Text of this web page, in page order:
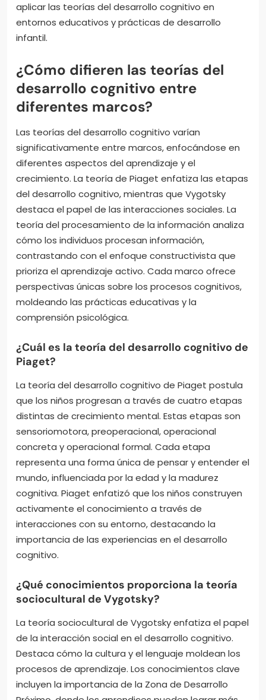
aplicar las teorías del desarrollo cognitivo en
entornos educativos y prácticas de desarrollo
infantil.
¿Cómo difieren las teorías del
desarrollo cognitivo entre
diferentes marcos?
Las teorías del desarrollo cognitivo varían
significativamente entre marcos, enfocándose en
diferentes aspectos del aprendizaje y el
crecimiento. La teoría de Piaget enfatiza las etapas
del desarrollo cognitivo, mientras que Vygotsky
destaca el papel de las interacciones sociales. La
teoría del procesamiento de la información analiza
cómo los individuos procesan información,
contrastando con el enfoque constructivista que
prioriza el aprendizaje activo. Cada marco ofrece
perspectivas únicas sobre los procesos cognitivos,
moldeando las prácticas educativas y la
comprensión psicológica.
¿Cuál es la teoría del desarrollo cognitivo de
Piaget?
La teoría del desarrollo cognitivo de Piaget postula
que los niños progresan a través de cuatro etapas
distintas de crecimiento mental. Estas etapas son
sensoriomotora, preoperacional, operacional
concreta y operacional formal. Cada etapa
representa una forma única de pensar y entender el
mundo, influenciada por la edad y la madurez
cognitiva. Piaget enfatizó que los niños construyen
activamente el conocimiento a través de
interacciones con su entorno, destacando la
importancia de las experiencias en el desarrollo
cognitivo.
¿Qué conocimientos proporciona la teoría
sociocultural de Vygotsky?
La teoría sociocultural de Vygotsky enfatiza el papel
de la interacción social en el desarrollo cognitivo.
Destaca cómo la cultura y el lenguaje moldean los
procesos de aprendizaje. Los conocimientos clave
incluyen la importancia de la Zona de Desarrollo